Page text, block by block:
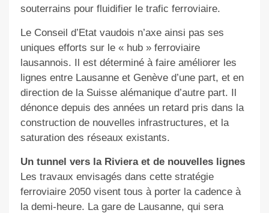
souterrains pour fluidifier le trafic ferroviaire.
Le Conseil d’Etat vaudois n’axe ainsi pas ses
uniques efforts sur le « hub » ferroviaire
lausannois. Il est déterminé à faire améliorer les
lignes entre Lausanne et Genève d’une part, et en
direction de la Suisse alémanique d’autre part. Il
dénonce depuis des années un retard pris dans la
construction de nouvelles infrastructures, et la
saturation des réseaux existants.
Un tunnel vers la Riviera et de nouvelles lignes
Les travaux envisagés dans cette stratégie
ferroviaire 2050 visent tous à porter la cadence à
la demi-heure. La gare de Lausanne, qui sera